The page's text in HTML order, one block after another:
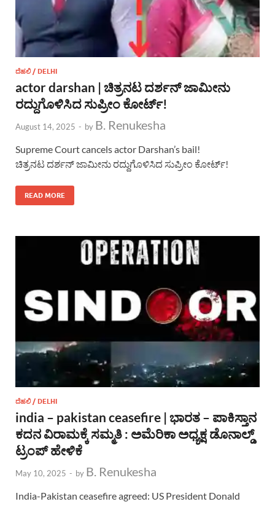
ದೆಹಲಿ / DELHI
actor darshan | ಚಿತ್ರನಟ ದರ್ಶನ್ ಜಾಮೀನು
ರದ್ದುಗೊಳಿಸಿದ ಸುಪ್ರೀಂ ಕೋರ್ಟ್!
August 14, 2025 - by B. Renukesha
Supreme Court cancels actor Darshan’s bail!
ಚಿತ್ರನಟ ದರ್ಶನ್ ಜಾಮೀನು ರದ್ದುಗೊಳಿಸಿದ ಸುಪ್ರೀಂ ಕೋರ್ಟ್!
READ MORE
ದೆಹಲಿ / DELHI
india – pakistan ceasefire | ಭಾರತ – ಪಾಕಿಸ್ತಾನ
ಕದನ ವಿರಾಮಕ್ಕೆ ಸಮ್ಮತಿ : ಅಮೆರಿಕಾ ಅಧ್ಯಕ್ಷ ಡೊನಾಲ್ಡ್
ಟ್ರಂಪ್ ಹೇಳಿಕೆ
May 10, 2025 - by B. Renukesha
India-Pakistan ceasefire agreed: US President Donald